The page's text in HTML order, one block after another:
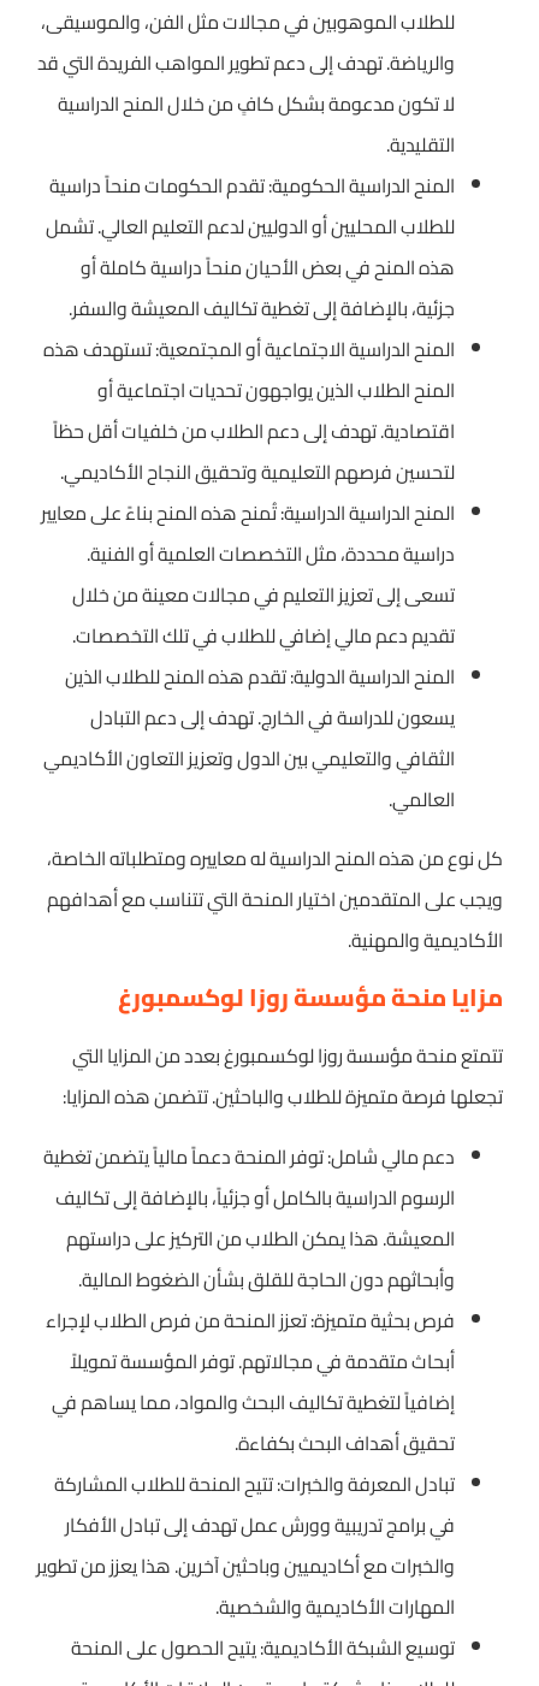
للطلاب الموهوبين في مجالات مثل الفن، والموسيقى،
والرياضة. تهدف إلى دعم تطوير المواهب الفريدة التي قد
لا تكون مدعومة بشكل كافٍ من خلال المنح الدراسية
التقليدية.
المنح الدراسية الحكومية: تقدم الحكومات منحاً دراسية
للطلاب المحليين أو الدوليين لدعم التعليم العالي. تشمل
هذه المنح في بعض الأحيان منحاً دراسية كاملة أو
جزئية، بالإضافة إلى تغطية تكاليف المعيشة والسفر.
المنح الدراسية الاجتماعية أو المجتمعية: تستهدف هذه
المنح الطلاب الذين يواجهون تحديات اجتماعية أو
اقتصادية. تهدف إلى دعم الطلاب من خلفيات أقل حظاً
لتحسين فرصهم التعليمية وتحقيق النجاح الأكاديمي.
المنح الدراسية الدراسية: تُمنح هذه المنح بناءً على معايير
دراسية محددة، مثل التخصصات العلمية أو الفنية.
تسعى إلى تعزيز التعليم في مجالات معينة من خلال
تقديم دعم مالي إضافي للطلاب في تلك التخصصات.
المنح الدراسية الدولية: تقدم هذه المنح للطلاب الذين
يسعون للدراسة في الخارج. تهدف إلى دعم التبادل
الثقافي والتعليمي بين الدول وتعزيز التعاون الأكاديمي
العالمي.
كل نوع من هذه المنح الدراسية له معاييره ومتطلباته الخاصة،
ويجب على المتقدمين اختيار المنحة التي تتناسب مع أهدافهم
الأكاديمية والمهنية.
مزايا منحة مؤسسة روزا لوكسمبورغ
تتمتع منحة مؤسسة روزا لوكسمبورغ بعدد من المزايا التي
تجعلها فرصة متميزة للطلاب والباحثين. تتضمن هذه المزايا:
دعم مالي شامل: توفر المنحة دعماً مالياً يتضمن تغطية
الرسوم الدراسية بالكامل أو جزئياً، بالإضافة إلى تكاليف
المعيشة. هذا يمكن الطلاب من التركيز على دراستهم
وأبحاثهم دون الحاجة للقلق بشأن الضغوط المالية.
فرص بحثية متميزة: تعزز المنحة من فرص الطلاب لإجراء
أبحاث متقدمة في مجالاتهم. توفر المؤسسة تمويلاً
إضافياً لتغطية تكاليف البحث والمواد، مما يساهم في
تحقيق أهداف البحث بكفاءة.
تبادل المعرفة والخبرات: تتيح المنحة للطلاب المشاركة
في برامج تدريبية وورش عمل تهدف إلى تبادل الأفكار
والخبرات مع أكاديميين وباحثين آخرين. هذا يعزز من تطوير
المهارات الأكاديمية والشخصية.
توسيع الشبكة الأكاديمية: يتيح الحصول على المنحة